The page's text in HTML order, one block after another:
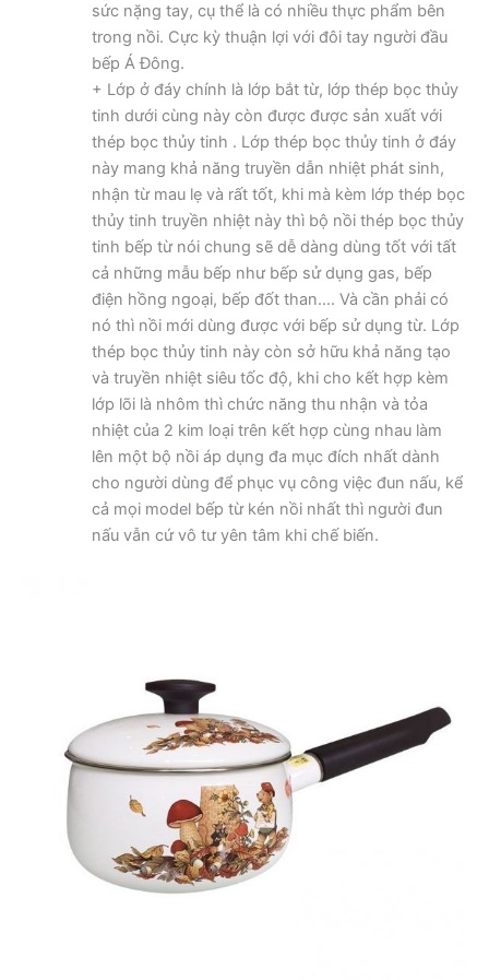
sức nặng tay, cụ thể là có nhiều thực phẩm bên
trong nồi. Cực kỳ thuận lợi với đôi tay người đầu
bếp Á Đông.
+ Lớp ở đáy chính là lớp bắt từ, lớp thép bọc thủy
tinh dưới cùng này còn được được sản xuất với
thép bọc thủy tinh . Lớp thép bọc thủy tinh ở đáy
này mang khả năng truyền dẫn nhiệt phát sinh,
nhận từ mau lẹ và rất tốt, khi mà kèm lớp thép bọc
thủy tinh truyền nhiệt này thì bộ nồi thép bọc thủy
tinh bếp từ nói chung sẽ dễ dàng dùng tốt với tất
cả những mẫu bếp như bếp sử dụng gas, bếp
điện hồng ngoại, bếp đốt than…. Và cần phải có
nó thì nồi mới dùng được với bếp sử dụng từ. Lớp
thép bọc thủy tinh này còn sở hữu khả năng tạo
và truyền nhiệt siêu tốc độ, khi cho kết hợp kèm
lớp lõi là nhôm thì chức năng thu nhận và tỏa
nhiệt của 2 kim loại trên kết hợp cùng nhau làm
lên một bộ nồi áp dụng đa mục đích nhất dành
cho người dùng để phục vụ công việc đun nấu, kể
cả mọi model bếp từ kén nồi nhất thì người đun
nấu vẫn cứ vô tư yên tâm khi chế biến.